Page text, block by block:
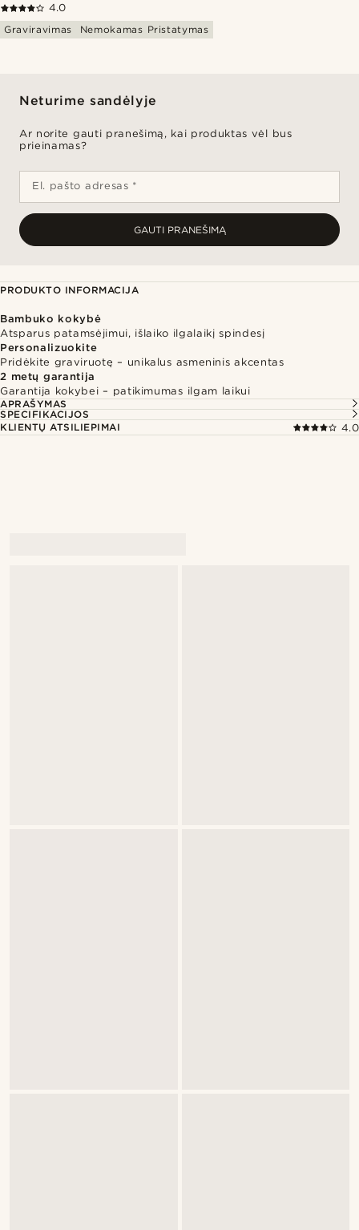
4.0
Graviravimas
Nemokamas Pristatymas
Neturime sandėlyje
Ar norite gauti pranešimą, kai produktas vėl bus
prieinamas?
El. pašto adresas *
GAUTI PRANEŠIMĄ
PRODUKTO INFORMACIJA
Bambuko kokybė
Atsparus patamsėjimui, išlaiko ilgalaikį spindesį
Personalizuokite
Pridėkite graviruotę – unikalus asmeninis akcentas
2 metų garantija
Garantija kokybei – patikimumas ilgam laikui
APRAŠYMAS
SPECIFIKACIJOS
KLIENTŲ ATSILIEPIMAI
4.0